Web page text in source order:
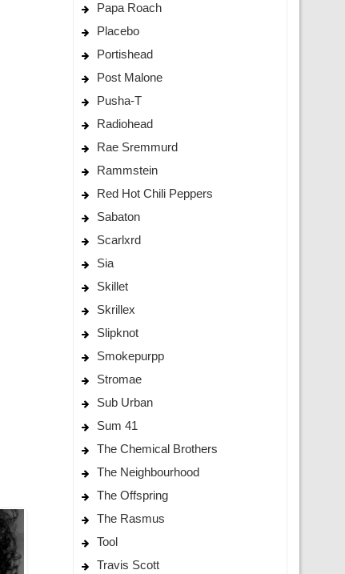
Papa Roach
Placebo
Portishead
Post Malone
Pusha-T
Radiohead
Rae Sremmurd
Rammstein
Red Hot Chili Peppers
Sabaton
Scarlxrd
Sia
Skillet
Skrillex
Slipknot
Smokepurpp
Stromae
Sub Urban
Sum 41
The Chemical Brothers
The Neighbourhood
The Offspring
The Rasmus
Tool
Travis Scott